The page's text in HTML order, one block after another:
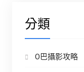
分類
O巴攝影攻略